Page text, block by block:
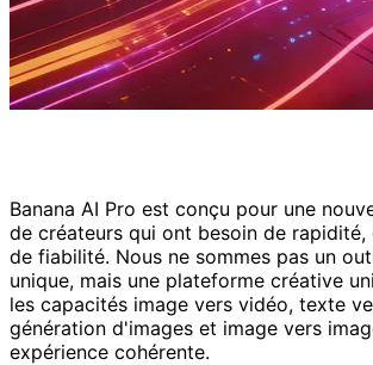
Banana AI Pro est conçu pour une
de créateurs qui ont besoin de
de fiabilité. Nous ne sommes pas un
unique, mais une plateforme créative
les capacités image vers vidéo, texte
génération d'images et image vers
expérience cohérente.